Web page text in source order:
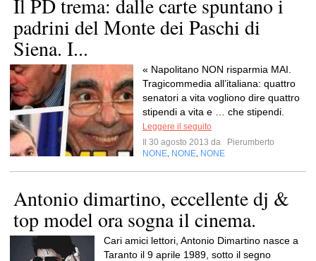
Il PD trema: dalle carte spuntano i
padrini del Monte dei Paschi di
Siena. I...
« Napolitano NON risparmia MAI.
Tragicommedia all’italiana: quattro
senatori a vita vogliono dire quattro
stipendi a vita e … che stipendi.
Leggere il seguito
Il 30 agosto 2013 da
Pierumberto
NONE NONE NONE
Antonio dimartino, eccellente dj &
top model ora sogna il cinema.
Cari amici lettori, Antonio Dimartino nasce a
Taranto il 9 aprile 1989, sotto il segno